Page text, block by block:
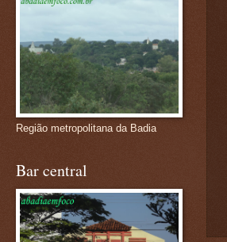
Região metropolitana da Badia
Bar central